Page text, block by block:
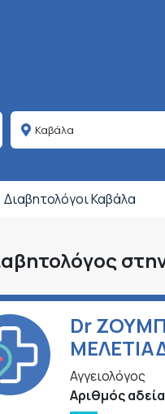
Διαβητολόγοι Καβάλα
Dr
Αγγειολόγος
Αριθμός